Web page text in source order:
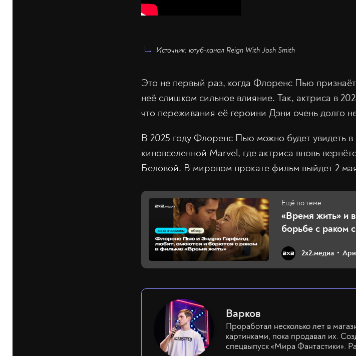
Источник: ютуб-канал Reign With Josh Smith
Это не первый раз, когда Флоренс Пью
неё слишком сильное влияние. Так, актриса в
что переживания её героини Дэни очень долго
В 2025 году Флоренс Пью можно будет увидеть
киновселенной Marvel, где актриса вновь
Беловой. В мировом прокате фильм выйдет 2
«Время жить» и
борьбе с
2х2.медиа
Варков
Проработал несколько лет в
картинками, пока продавал их.
спецвыпуск «Мира Фантастики».